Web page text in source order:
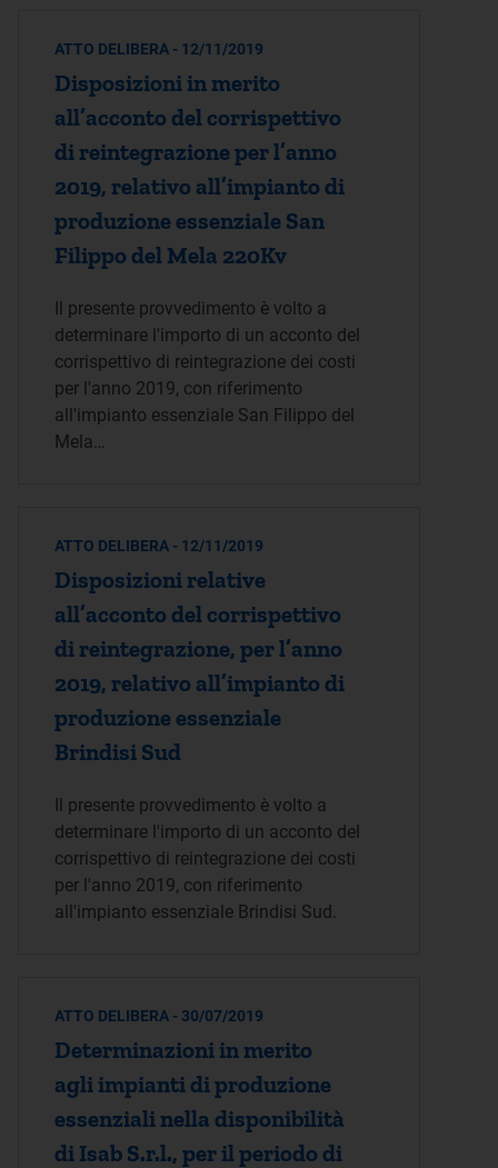
ATTO DELIBERA - 12/11/2019
Disposizioni in merito
all’acconto del corrispettivo
di reintegrazione per l’anno
2019, relativo all’impianto di
produzione essenziale San
Filippo del Mela 220Kv
Il presente provvedimento è volto a
determinare l'importo di un acconto del
corrispettivo di reintegrazione dei costi
per l'anno 2019, con riferimento
all'impianto essenziale San Filippo del
Mela…
ATTO DELIBERA - 12/11/2019
Disposizioni relative
all’acconto del corrispettivo
di reintegrazione, per l’anno
2019, relativo all’impianto di
produzione essenziale
Brindisi Sud
Il presente provvedimento è volto a
determinare l'importo di un acconto del
corrispettivo di reintegrazione dei costi
per l'anno 2019, con riferimento
all'impianto essenziale Brindisi Sud.
ATTO DELIBERA - 30/07/2019
Determinazioni in merito
agli impianti di produzione
essenziali nella disponibilità
di Isab S.r.l., per il periodo di